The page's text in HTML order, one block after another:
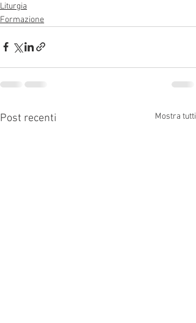
Liturgia
Formazione
Post recenti Mostra tutti